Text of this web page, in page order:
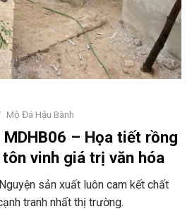
Mộ Đá Hậu Bành
– Họa tiết rồng
vinh giá trị văn hóa
sản xuất luôn cam kết chất
tranh nhất thị trường.